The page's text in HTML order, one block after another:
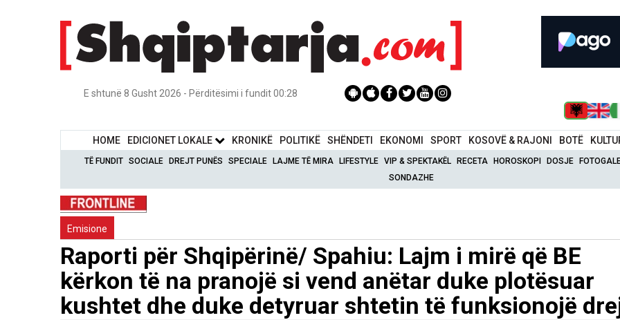
E shtunë 8 Gusht 2026 - Përditësimi i fundit 00:28
HOME EDICIONET LOKALE KRONIKË POLITIKË SHËNDETI EKONOMI SPORT KOSOVË & RAJONI BOTË
TË FUNDIT SOCIALE DREJT PUNËS SPECIALE LAJME TË MIRA LIFESTYLE VIP & SPEKTAKËL RECETA HOROSKOPI DOSJE
SONDAZHE
Emisione
Raporti për Shqipërinë/ Spahiu: Lajm i mirë që BE
kërkon të na pranojë si vend anëtar duke plotësuar
kushtet dhe duke detyruar shtetin të funksionojë